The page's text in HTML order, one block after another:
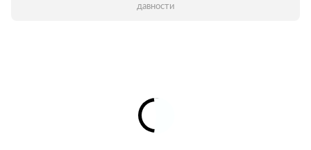
близко, то можете заразиться вирусом при
вдыхании воздуха. Держитесь от людей на
давности